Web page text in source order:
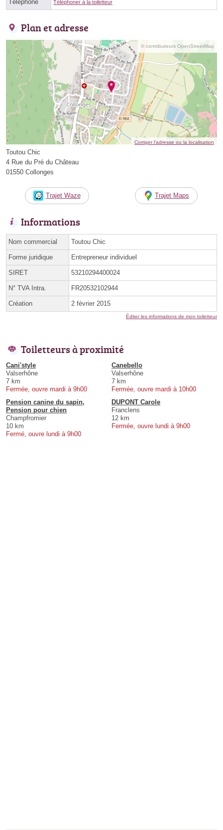
Téléphone Téléphoner à la toiletteur
Plan et adresse
© contributeurs OpenStreetMap
Corriger l’adresse ou la localisation
Toutou Chic
4 Rue du Pré du Château
01550 Collonges
Trajet Waze Trajet Maps
Informations
Nom commercial Toutou Chic
Forme juridique Entrepreneur individuel
SIRET 53210294400024
N° TVA Intra. FR20532102944
Création 2 février 2015
Éditer les informations de mon toiletteur
Toiletteurs à proximité
Cani'style
Valserhône
7 km
Fermée, ouvre mardi à 9h00
Canebello
Valserhône
7 km
Fermée, ouvre mardi à 10h00
Pension canine du sapin,
Pension pour chien
Champfromier
10 km
Fermé, ouvre lundi à 9h00
DUPONT Carole
Franclens
12 km
Fermée, ouvre lundi à 9h00